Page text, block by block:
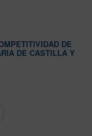
DE
DE CASTILLA Y